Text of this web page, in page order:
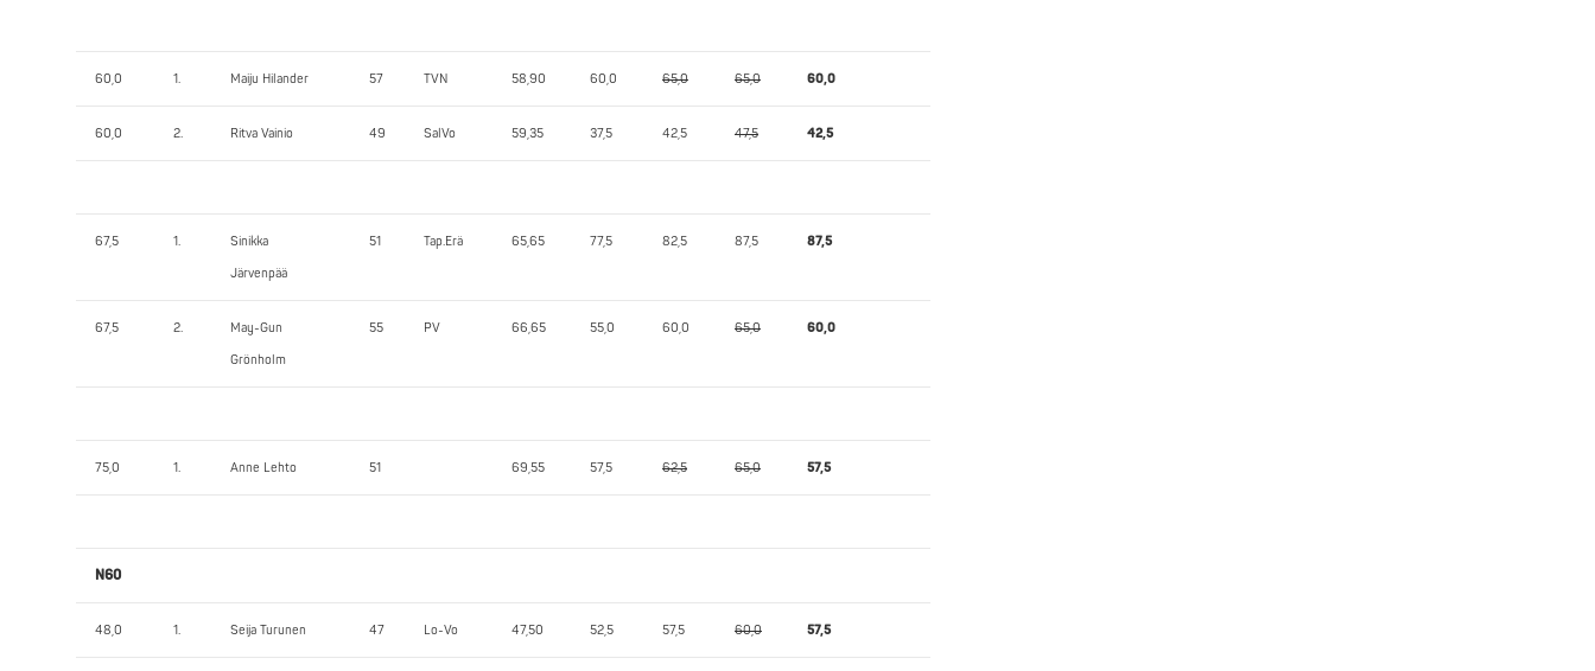
60,0 1. Maiju Hilander 57 TVN 58,90 60,0 65,0 65,0 60,0
60,0 2. Ritva Vainio 49 SalVo 59,35 37,5 42,5 47,5 42,5
67,5 1. Sinikka
Järvenpää
51 Tap.Erä 65,65 77,5 82,5 87,5 87,5
67,5 2. May-Gun
Grönholm
55 PV 66,65 55,0 60,0 65,0 60,0
75,0 1. Anne Lehto 51 69,55 57,5 62,5 65,0 57,5
N60
48,0 1. Seija Turunen 47 Lo-Vo 47,50 52,5 57,5 60,0 57,5